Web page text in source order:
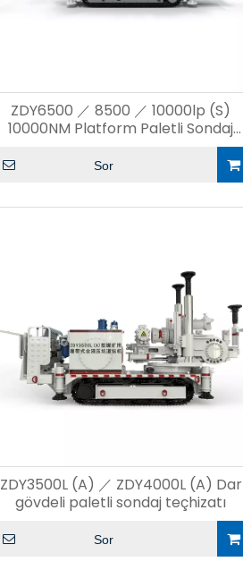
ZDY6500 ／ 8500 ／ 10000lp (S)
10000NM Platform Paletli Sondaj
Sor
ZDY3500L (A) ／ ZDY4000L (A) Dar
gövdeli paletli sondaj teçhizatı
Sor